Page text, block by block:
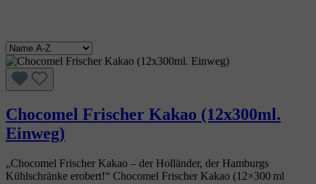
Chocomel Frischer Kakao (12x300ml.
Einweg)
„Chocomel Frischer Kakao – der Holländer, der Hamburgs
Kühlschränke erobert!“ Chocomel Frischer Kakao (12×300 ml